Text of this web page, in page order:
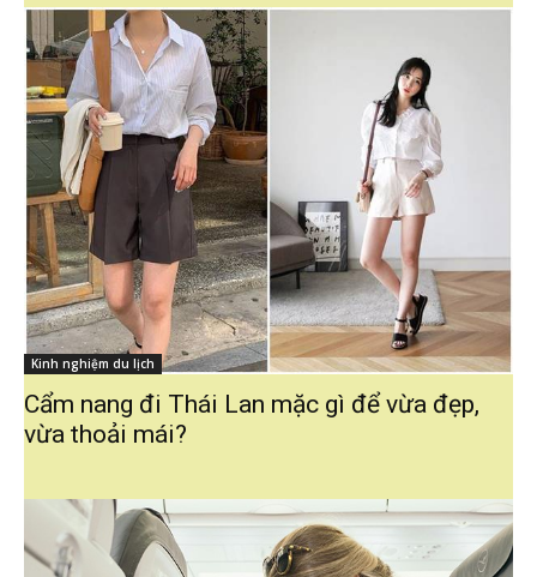
Kinh nghiệm du lịch
Cẩm nang đi Thái Lan mặc gì để vừa đẹp,
vừa thoải mái?